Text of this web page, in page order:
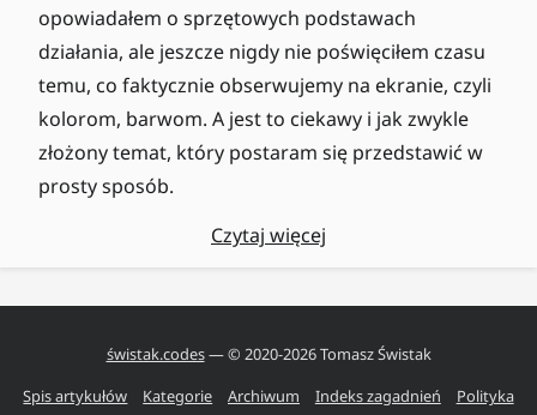
opowiadałem o sprzętowych podstawach
działania, ale jeszcze nigdy nie poświęciłem czasu
temu, co faktycznie obserwujemy na ekranie, czyli
kolorom, barwom. A jest to ciekawy i jak zwykle
złożony temat, który postaram się przedstawić w
prosty sposób.
Czytaj więcej
świstak.codes— © 2020-2026Tomasz Świstak
Spis artykułów
Kategorie Archiwum Indeks zagadnień
Polityka